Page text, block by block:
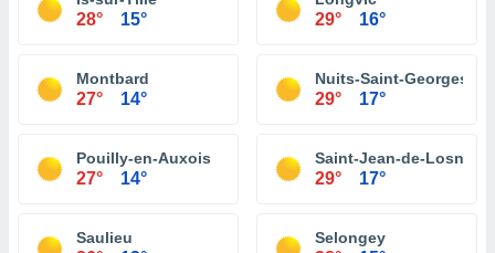
28° 15° 29° 16°
Montbard
27° 14°
Nuits-Saint-Georges
29° 17°
Pouilly-en-Auxois
27° 14°
Saint-Jean-de-Losne
29° 17°
Saulieu Selongey